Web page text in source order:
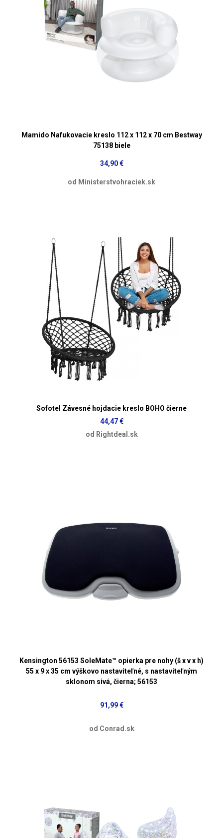
Mamido Nafukovacie kreslo 112 x 112 x 70 cm Bestway
75138 biele
34,90 €
od Ministerstvohraciek.sk
Sofotel Závesné hojdacie kreslo BOHO čierne
44,47 €
od Rightdeal.sk
Kensington 56153 SoleMate™ opierka pre nohy (š x v x h)
55 x 9 x 35 cm výškovo nastaviteľné, s nastaviteľným
sklonom sivá, čierna; 56153
91,99 €
od Conrad.sk